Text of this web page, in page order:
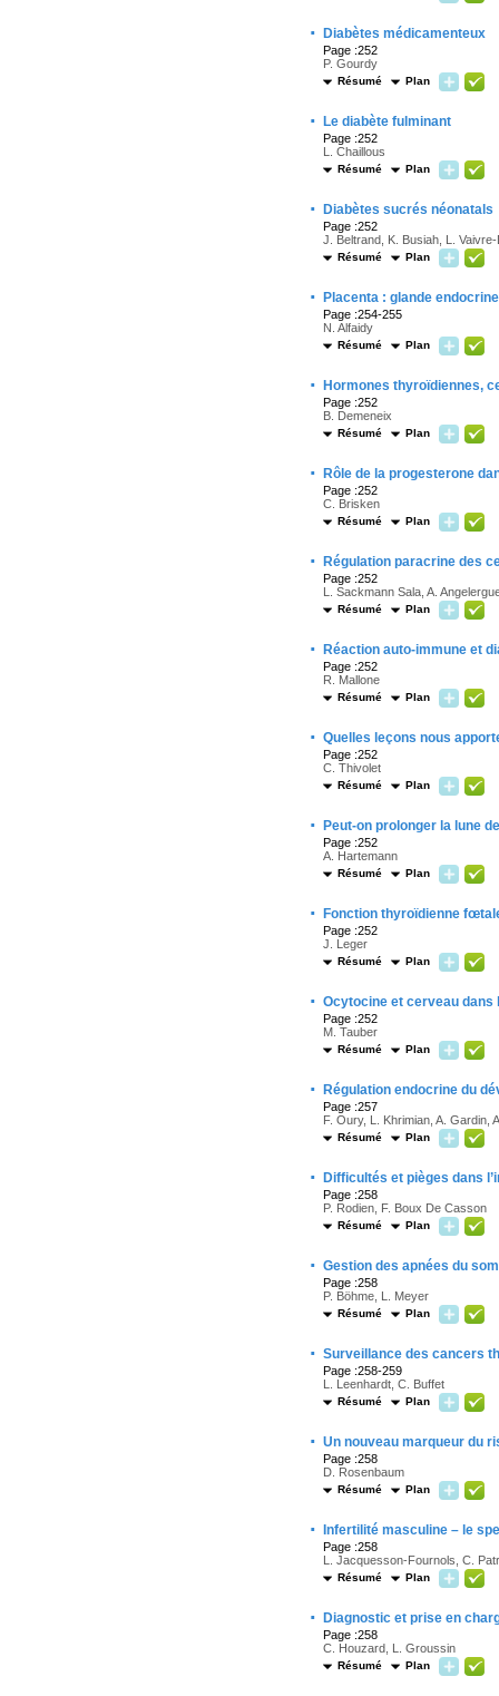
· Diabètes médicamenteux
Page :252
P. Gourdy
Résumé Plan
· Le diabète fulminant
Page :252
L. Chaillous
Résumé Plan
· Diabètes sucrés néonatals
Page :252
J. Beltrand, K. Busiah, L.
Résumé Plan
· Placenta : glande
Page :254-255
N. Alfaidy
Résumé Plan
· Hormones thyroïdiennes,
Page :252
B. Demeneix
Résumé Plan
· Rôle de la progesterone
Page :252
C. Brisken
Résumé Plan
· Régulation paracrine des
Page :252
L. Sackmann Sala, A.
Résumé Plan
· Réaction auto-immune et
Page :252
R. Mallone
Résumé Plan
· Quelles leçons nous
Page :252
C. Thivolet
Résumé Plan
· Peut-on prolonger la lune
Page :252
A. Hartemann
Résumé Plan
· Fonction thyroïdienne
Page :252
J. Leger
Résumé Plan
· Ocytocine et cerveau dans
Page :252
M. Tauber
Résumé Plan
· Régulation endocrine du
Page :257
F. Oury, L. Khrimian, A. Gardin,
Résumé Plan
· Difficultés et pièges dans
Page :258
P. Rodien, F. Boux De Casson
Résumé Plan
· Gestion des apnées du
Page :258
P. Böhme, L. Meyer
Résumé Plan
· Surveillance des cancers
Page :258-259
L. Leenhardt, C. Buffet
Résumé Plan
· Un nouveau marqueur du
Page :258
D. Rosenbaum
Résumé Plan
· Infertilité masculine – le
Page :258
L. Jacquesson-Fournols, C.
Résumé Plan
· Diagnostic et prise en
Page :258
C. Houzard, L. Groussin
Résumé Plan